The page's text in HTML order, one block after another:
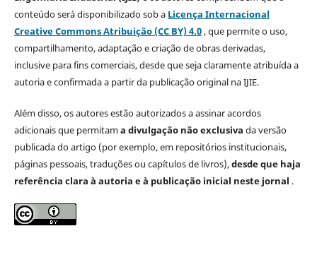
conteúdo será disponibilizado sob a Licença Internacional
Creative Commons Atribuição (CC BY) 4.0, que permite o uso,
compartilhamento, adaptação e criação de obras derivadas,
inclusive para fins comerciais, desde que seja claramente atribuída a
autoria e confirmada a partir da publicação original na IJIE.
Além disso, os autores estão autorizados a assinar acordos
adicionais que permitama divulgação não exclusiva da versão
publicada do artigo (por exemplo, em repositórios institucionais,
páginas pessoais, traduções ou capítulos de livros),desde que haja
referência clara à autoria e à publicação inicial neste jornal .